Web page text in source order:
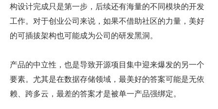
构设计完成只是第一步，后续还有海量的不同模块的开发
工作。对于创业公司来说，如果不借助社区的力量，美好
的可插拔架构也可能成为公司的研发黑洞。
产品的中立性，也是导致开源项目集中迎来爆发的另一个
要素。尤其是在数据存储领域，最美好的答案可能是无依
赖、跨多云，最差的答案才是被单一产品强绑定。